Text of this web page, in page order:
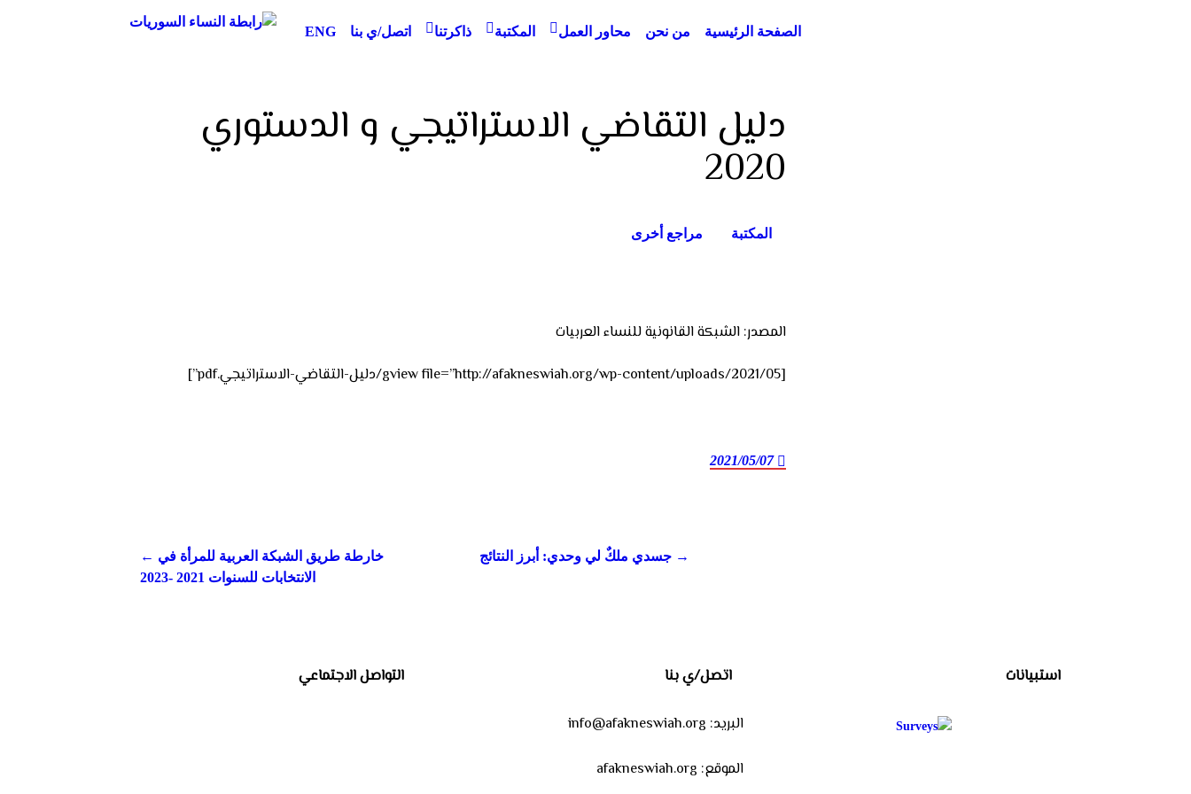
الصفحة الرئيسية من نحن محاور العمل المكتبة ذاكرتنا اتصل/ي بنا ENG
رابطة النساء السورياتدليل التقاضي الاستراتيجي و الدستوري
2020
المكتبة مراجع أخرى
المصدر: الشبكة القانونية للنساء العربيات
[gview file=”http://afakneswiah.org/wp-content/uploads/2021/05/دليل-التقاضي-الاستراتيجي.pdf”]
2021/05/07
navigation
جسدي ملكٌ لي وحدي: أبرز النتائج →
← خارطة طريق الشبكة العربية للمرأة في
الانتخابات للسنوات 2021 -2023
استبيانات اتصل/ي بنا
البريد: info@afakneswiah.org
الموقع: afakneswiah.org
التواصل الاجتماعي